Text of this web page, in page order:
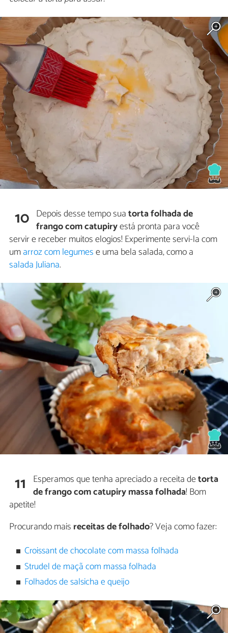
10 Depois desse tempo suatorta folhada de
frango com catupiryestá pronta para você
servir e receber muitos elogios! Experimente servi-la com
umarroz com legumese uma bela salada, como a
salada Juliana.
11 Esperamos que tenha apreciado a receita detorta
de frango com catupiry massa folhada! Bom
apetite!
Procurando mais receitas de folhado? Veja como fazer:
Croissant de chocolate com massa folhada
Strudel de maçã com massa folhada
Folhados de salsicha e queijo